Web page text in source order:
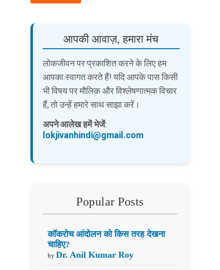
आपकी आवाज़, हमारा मंच
लोकजीवन पर प्रकाशित करने के लिए हम
आपका स्वागत करते हैं! यदि आपके पास किसी
भी विषय पर मौलिक और विश्लेषणात्मक विचार
हैं, तो उन्हें हमारे साथ साझा करें।
अपने आलेख हमें भेजें:
lokjivanhindi@gmail.com
Popular Posts
कॉकरोच आंदोलन को किस तरह देखना
चाहिए?
by Dr. Anil Kumar Roy